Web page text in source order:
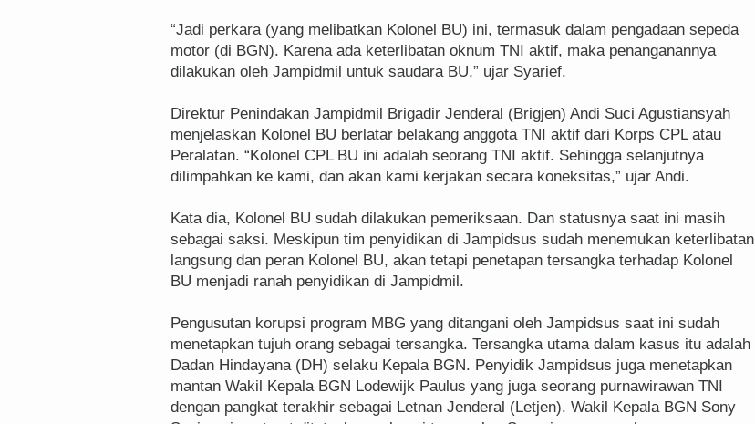
“Jadi perkara (yang melibatkan Kolonel BU) ini, termasuk dalam pengadaan sepeda
motor (di BGN). Karena ada keterlibatan oknum TNI aktif, maka penanganannya
dilakukan oleh Jampidmil untuk saudara BU,” ujar Syarief.
Direktur Penindakan Jampidmil Brigadir Jenderal (Brigjen) Andi Suci Agustiansyah
menjelaskan Kolonel BU berlatar belakang anggota TNI aktif dari Korps CPL atau
Peralatan. “Kolonel CPL BU ini adalah seorang TNI aktif. Sehingga selanjutnya
dilimpahkan ke kami, dan akan kami kerjakan secara koneksitas,” ujar Andi.
Kata dia, Kolonel BU sudah dilakukan pemeriksaan. Dan statusnya saat ini masih
sebagai saksi. Meskipun tim penyidikan di Jampidsus sudah menemukan keterlibatan
langsung dan peran Kolonel BU, akan tetapi penetapan tersangka terhadap Kolonel
BU menjadi ranah penyidikan di Jampidmil.
Pengusutan korupsi program MBG yang ditangani oleh Jampidsus saat ini sudah
menetapkan tujuh orang sebagai tersangka. Tersangka utama dalam kasus itu adalah
Dadan Hindayana (DH) selaku Kepala BGN. Penyidik Jampidsus juga menetapkan
mantan Wakil Kepala BGN Lodewijk Paulus yang juga seorang purnawirawan TNI
dengan pangkat terakhir sebagai Letnan Jenderal (Letjen). Wakil Kepala BGN Sony